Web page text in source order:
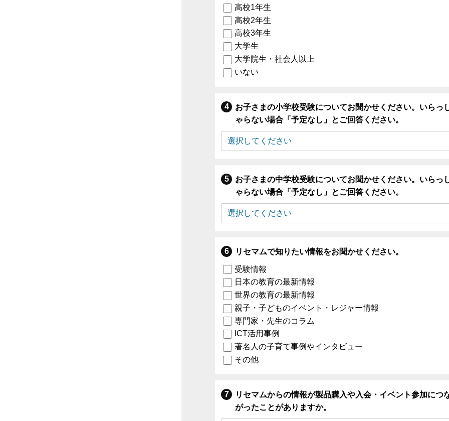
高校1年生
高校2年生
高校3年生
大学生
大学院生・社会人以上
いない
お子さまの小学校受験についてお聞かせください。いらっ
ゃらない場合「予定なし」とご回答ください。
お子さまの中学校受験についてお聞かせください。いらっ
ゃらない場合「予定なし」とご回答ください。
リセマムで知りたい情報をお聞かせください。
受験情報
日本の教育の最新情報
世界の教育の最新情報
親子・子どものイベント・レジャー情報
専門家・先生のコラム
ICT活用事例
著名人の子育て事例やインタビュー
その他
リセマムからの情報が製品購入や入会・イベント参加につ
がったことがありますか。